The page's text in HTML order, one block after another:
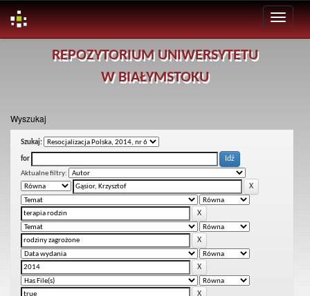
REPOZYTORIUM UNIWERSYTETU
W BIAŁYMSTOKU
Wyszukaj
Szukaj:
for
Aktualne filtry: